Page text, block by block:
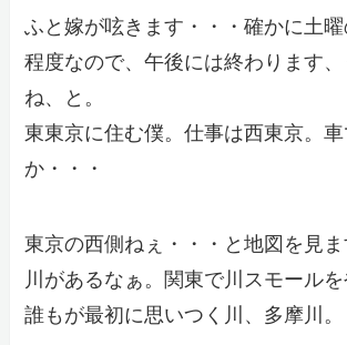
ふと嫁が呟きます・・・確かに土
程度なので、午後には終わります
ね、と。
東東京に住む僕。仕事は西東京。車
か・・・
東京の西側ねぇ・・・と地図を見
川があるなぁ。関東で川スモールを
誰もが最初に思いつく川、多摩川。